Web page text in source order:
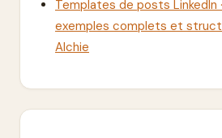
Templates de posts LinkedIn
exemples complets et
Alchie